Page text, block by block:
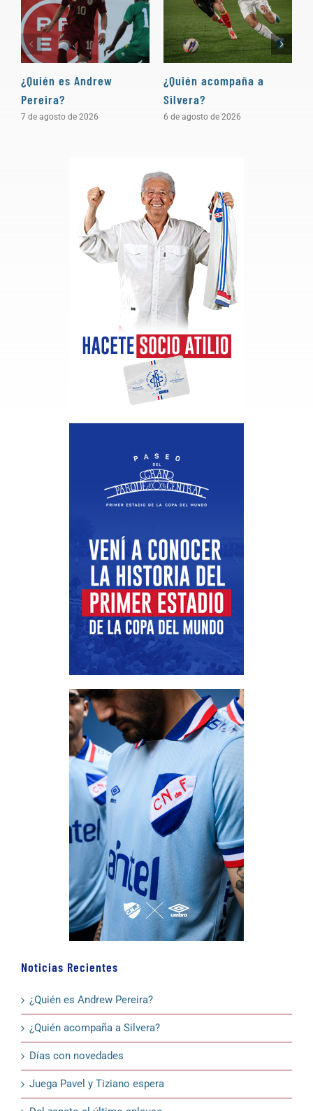
¿Quién es Andrew
Pereira?
7 de agosto de 2026
¿Quién acompaña a
Silvera?
6 de agosto de 2026
Noticias Recientes
¿Quién es Andrew Pereira?
¿Quién acompaña a Silvera?
Días con novedades
Juega Pavel y Tiziano espera